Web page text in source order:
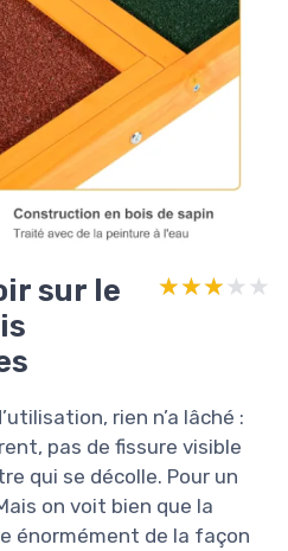
sur le
★★★★★
★★★★★
rien n’a lâché :
pas de fissure visible
qui se décolle. Pour un
on voit bien que la
énormément de la façon